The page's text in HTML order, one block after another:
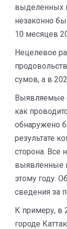
выделенных
незаконно
10 месяцев
Нецелевое
сумов, а в
Выявляемые
как
обнаружено
результате
сторона. Все
выявленные
этому году.
сведения за
К примеру, в
городе